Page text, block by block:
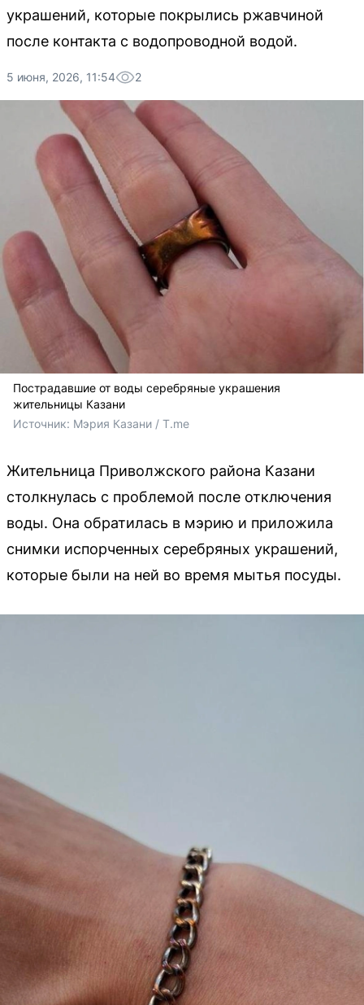
украшений, которые покрылись ржавчиной
после контакта с водопроводной водой.
5 июня, 2026, 11:54 2
Пострадавшие от воды серебряные украшения
жительницы Казани
Источник: Мэрия Казани / T.me
Жительница Приволжского района Казани
столкнулась с проблемой после отключения
воды. Она обратилась в мэрию и приложила
снимки испорченных серебряных украшений,
которые были на ней во время мытья посуды.